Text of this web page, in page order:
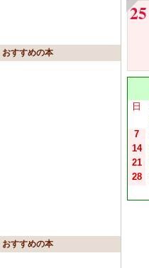
おすすめの本
おすすめの本
25
日
7
14
21
28